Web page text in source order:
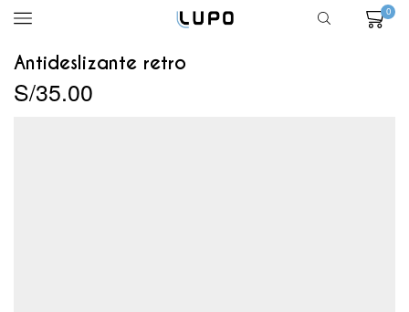
0
Antideslizante retro
S/35.00